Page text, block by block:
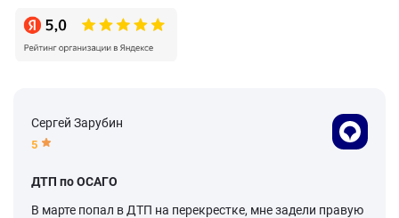
Сергей Зарубин
5
ДТП по ОСАГО
В марте попал в ДТП на перекрестке, мне задели правую